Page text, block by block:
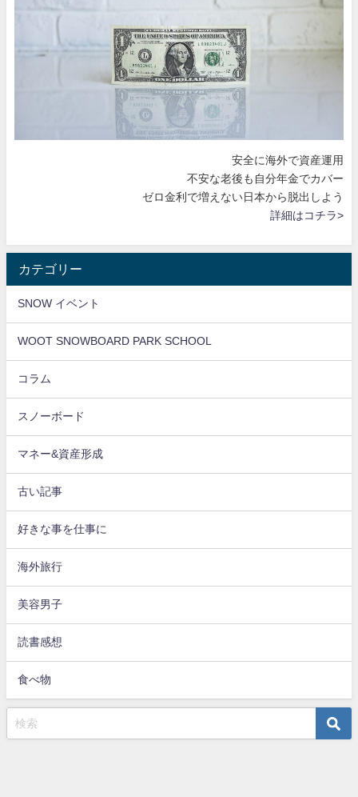
安全に海外で資産運用
不安な老後も自分年金でカバー
ゼロ金利で増えない日本から脱出しよう
詳細はコチラ>
カテゴリー
SNOW イベント
WOOT SNOWBOARD PARK SCHOOL
コラム
スノーボード
マネー&資産形成
古い記事
好きな事を仕事に
海外旅行
美容男子
読書感想
食べ物